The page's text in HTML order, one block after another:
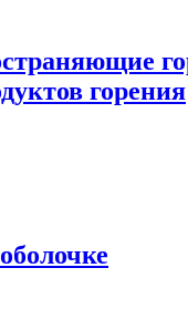
горения